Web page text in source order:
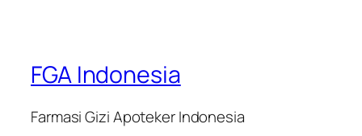
FGA Indonesia
Farmasi Gizi Apoteker Indonesia